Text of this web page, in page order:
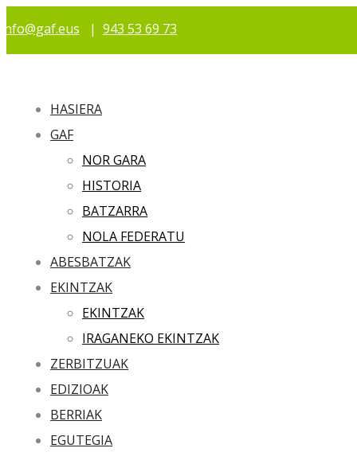
info@gaf.eus | 943 53 69 73
HASIERA
GAF
NOR GARA
HISTORIA
BATZARRA
NOLA FEDERATU
ABESBATZAK
EKINTZAK
EKINTZAK
IRAGANEKO EKINTZAK
ZERBITZUAK
EDIZIOAK
BERRIAK
EGUTEGIA